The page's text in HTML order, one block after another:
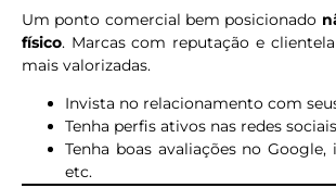
Um ponto comercial bem posicionado
físico. Marcas com reputação e
mais valorizadas.
Invista no relacionamento com
Tenha perfis ativos nas redes
Tenha boas avaliações no Google,
etc.